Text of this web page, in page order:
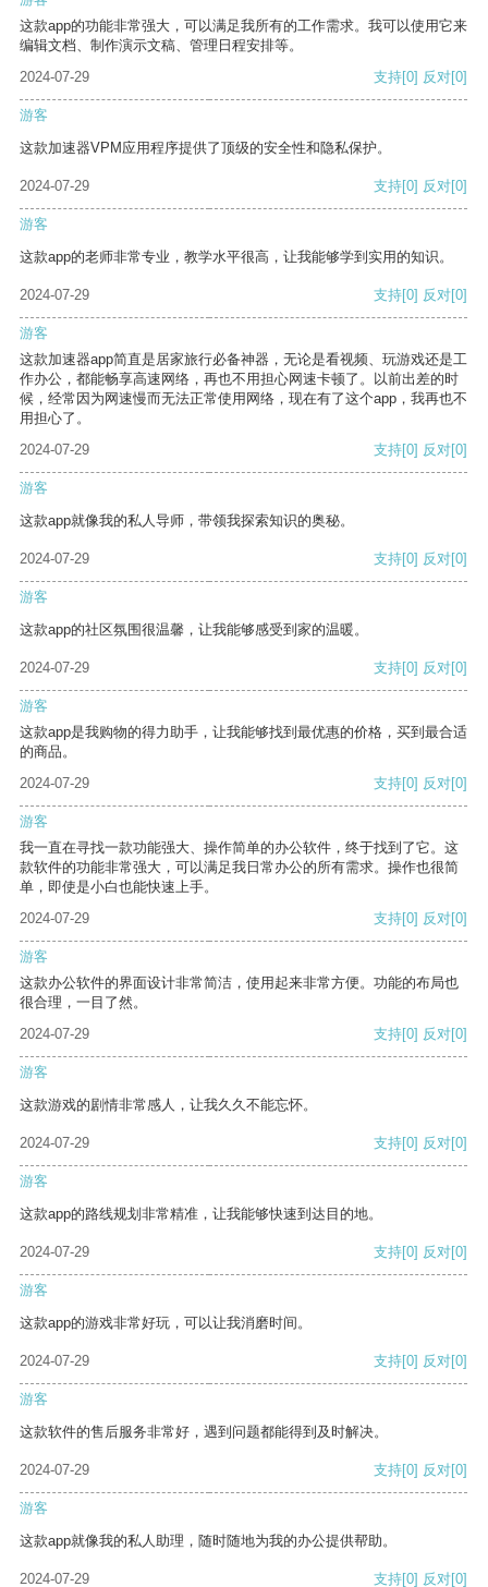
这款app的功能非常强大，可以满足我所有的工作需求。我可以使用它来
编辑文档、制作演示文稿、管理日程安排等。
2024-07-29
支持[0] 反对[0]
游客
这款加速器VPM应用程序提供了顶级的安全性和隐私保护。
2024-07-29 支持[0] 反对[0]
游客
这款app的老师非常专业，教学水平很高，让我能够学到实用的知识。
2024-07-29 支持[0] 反对[0]
游客
这款加速器app简直是居家旅行必备神器，无论是看视频、玩游戏还是工
作办公，都能畅享高速网络，再也不用担心网速卡顿了。以前出差的时
候，经常因为网速慢而无法正常使用网络，现在有了这个app，我再也不
用担心了。
2024-07-29
支持[0] 反对[0]
游客
这款app就像我的私人导师，带领我探索知识的奥秘。
2024-07-29 支持[0] 反对[0]
游客
这款app的社区氛围很温馨，让我能够感受到家的温暖。
2024-07-29 支持[0] 反对[0]
游客
这款app是我购物的得力助手，让我能够找到最优惠的价格，买到最合适
的商品。
2024-07-29
支持[0] 反对[0]
游客
我一直在寻找一款功能强大、操作简单的办公软件，终于找到了它。这
款软件的功能非常强大，可以满足我日常办公的所有需求。操作也很简
单，即使是小白也能快速上手。
2024-07-29
支持[0] 反对[0]
游客
这款办公软件的界面设计非常简洁，使用起来非常方便。功能的布局也
很合理，一目了然。
2024-07-29
支持[0] 反对[0]
游客
这款游戏的剧情非常感人，让我久久不能忘怀。
2024-07-29 支持[0] 反对[0]
游客
这款app的路线规划非常精准，让我能够快速到达目的地。
2024-07-29 支持[0] 反对[0]
游客
这款app的游戏非常好玩，可以让我消磨时间。
2024-07-29 支持[0] 反对[0]
游客
这款软件的售后服务非常好，遇到问题都能得到及时解决。
2024-07-29 支持[0] 反对[0]
游客
这款app就像我的私人助理，随时随地为我的办公提供帮助。
2024-07-29 支持[0] 反对[0]